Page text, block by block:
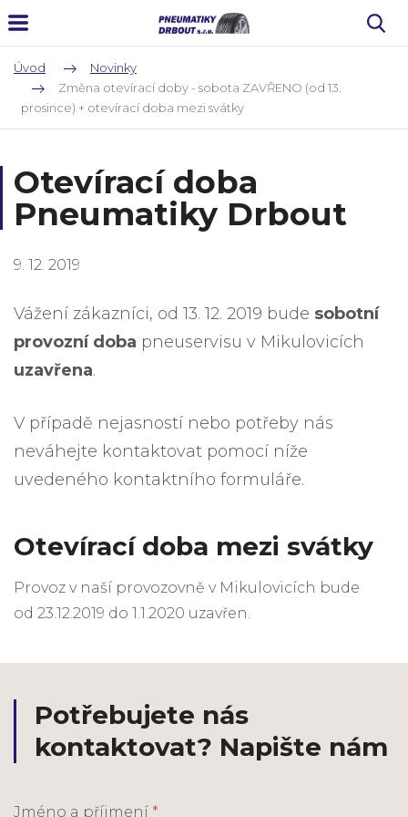
Úvod
Novinky
Změna otevírací doby - sobota ZAVŘENO (od 13.
prosince) + otevírací doba mezi svátky
Otevírací doba
Pneumatiky Drbout
9. 12. 2019
Vážení zákazníci, od 13. 12. 2019 bude sobotní
provozní doba pneuservisu v Mikulovicích
uzavřena.
V případě nejasností nebo potřeby nás
neváhejte kontaktovat pomocí níže
uvedeného kontaktního formuláře.
Otevírací doba mezi svátky
Provoz v naší provozovně v Mikulovicích bude
od 23.12.2019 do 1.1.2020 uzavřen.
Potřebujete nás
kontaktovat? Napište nám
Jméno a příjmení *